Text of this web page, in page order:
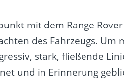
mit dem Range
des Fahrzeugs.
stark, fließende
und in Erinnerung